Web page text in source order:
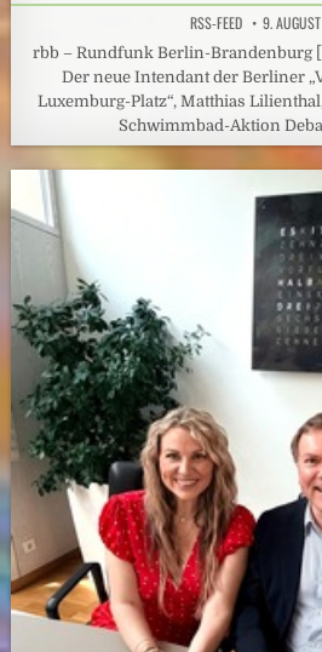
RSS-FEED 9.
rbb – Rundfunk Berlin-Brandenburg
Der neue Intendant der Berliner
Luxemburg-Platz“, Matthias
Schwimmbad-Aktion